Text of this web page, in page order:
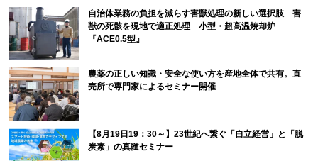
自治体業務の負担を減らす害獣処理の新しい選択肢 害
獣の死骸を現地で適正処理 小型・超高温焼却炉
『ACE0.5型』
農薬の正しい知識・安全な使い方を産地全体で共有。直
売所で専門家によるセミナー開催
【8月19日19：30～】23世紀へ繋ぐ「自立経営」と「脱
炭素」の真髄セミナー